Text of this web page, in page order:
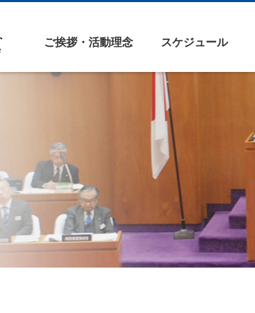
ご挨拶・活動理念 スケジュール